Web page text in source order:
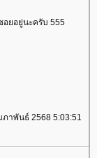
อยอยู่นะครับ 555
ภาพันธ์ 2568 5:03:51